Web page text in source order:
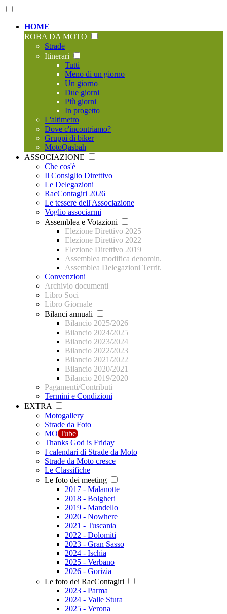
HOME
ROBA DA MOTO
Strade
Itinerari
Tutti
Meno di un giorno
Un giorno
Due giorni
Più giorni
In progetto
L'altimetro
Dove c'incontriamo?
Gruppi di biker
MotoQasbah
ASSOCIAZIONE
Che cos'è
Il Consiglio Direttivo
Le Delegazioni
RacContagiri 2026
Le tessere dell'Associazione
Voglio associarmi
Assemblea e Votazioni
Elezione Direttivo 2025
Elezione Direttivo 2022
Elezione Direttivo 2019
Assemblea modifica denomin.
Assemblea Delegazioni Territ.
Convenzioni
Archivio documenti
Libro Soci
Libro Giornale
Bilanci annuali
Bilancio 2025/2026
Bilancio 2024/2025
Bilancio 2023/2024
Bilancio 2022/2023
Bilancio 2021/2022
Bilancio 2020/2021
Bilancio 2019/2020
Pagamenti/Contributi
Termini e Condizioni
EXTRA
Motogallery
Strade da Foto
MO Tube
Thanks God is Friday
I calendari di Strade da Moto
Strade da Moto cresce
Le Classifiche
Le foto dei meeting
2017 - Malanotte
2018 - Bolgheri
2019 - Mandello
2020 - Nowhere
2021 - Tuscania
2022 - Dolomiti
2023 - Gran Sasso
2024 - Ischia
2025 - Verbano
2026 - Gorizia
Le foto dei RacContagiri
2023 - Parma
2024 - Valle Stura
2025 - Verona